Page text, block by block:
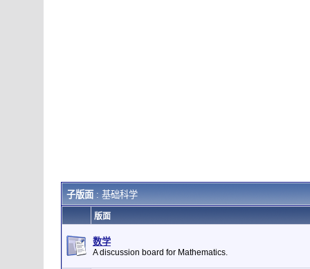
子版面: 基础科学
版面
数学
A discussion board for Mathematics.